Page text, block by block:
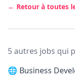
← Retour à toutes
5 autres jobs qui
🌐 Business